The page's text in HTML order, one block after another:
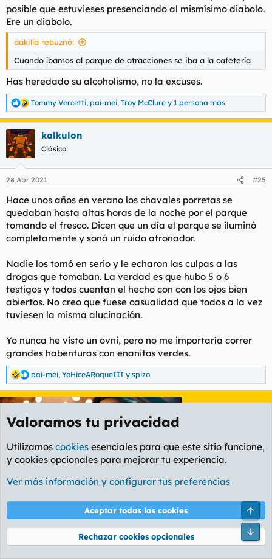
posible que estuvieses presenciando al mismísimo diabolo.
Ere un diabolo.
dakilla rebuznó:
Cuando íbamos al parque de atracciones se iba a la cafetería
Has heredado su alcoholismo, no la excuses.
R
e
a
c
c
i
e
:
Tommy Vercetti, pai-mei, Troy McClure y 1 persona más
kalkulon
Clásico
28 Abr 2021 #25
Hace unos años en verano los chavales porretas se
quedaban hasta altas horas de la noche por el parque
tomando el fresco. Dicen que un día el parque se iluminó
completamente y sonó un ruido atronador.
Nadie los tomó en serio y le echaron las culpas a las
drogas que tomaban. La verdad es que hubo 5 o 6
testigos y todos cuentan el hecho con con los ojos bien
abiertos. No creo que fuese casualidad que todos a la vez
tuviesen la misma alucinación.
Yo nunca he visto un ovni, pero no me importaría correr
grandes habenturas con enanitos verdes.
R
e
a
c
i
n
e
pai-mei, YoHiceARoqueIII y spizo
Valoramos tu privacidad
Utilizamos cookies esenciales para que este sitio funcione,
y cookies opcionales para mejorar tu experiencia.
Ver más información y configurar tus preferencias
Aceptar todas las cookies
Rechazar cookies opcionales